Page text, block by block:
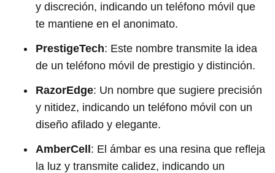
y discreción, indicando un teléfono móvil que
te mantiene en el anonimato.
PrestigeTech: Este nombre transmite la idea
de un teléfono móvil de prestigio y distinción.
RazorEdge: Un nombre que sugiere precisión
y nitidez, indicando un teléfono móvil con un
diseño afilado y elegante.
AmberCell : El ámbar es una resina que refleja
la luz y transmite calidez, indicando un